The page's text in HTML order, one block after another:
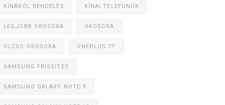
KÍNÁBÓL RENDELÉS KÍNAI TELEFONOK
LEGJOBB OKOSÓRA OKOSÓRA
OLCSÓ OKOSÓRA ONEPLUS 7T
SAMSUNG FRISSÍTÉS
SAMSUNG GALAXY NOTE 9